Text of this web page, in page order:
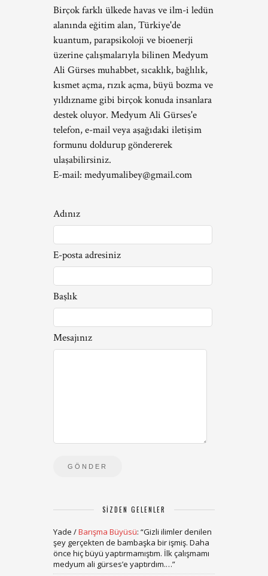
Birçok farklı ülkede havas ve ilm-i ledün
alanında eğitim alan, Türkiye'de
kuantum, parapsikoloji ve bioenerji
üzerine çalışmalarıyla bilinen Medyum
Ali Gürses muhabbet, sıcaklık, bağlılık,
kısmet açma, rızık açma, büyü bozma ve
yıldızname gibi birçok konuda insanlara
destek oluyor. Medyum Ali Gürses'e
telefon, e-mail veya aşağıdaki iletişim
formunu doldurup göndererek
ulaşabilirsiniz.
E-mail: medyumalibey@gmail.com
Adınız
E-posta adresiniz
Başlık
Mesajınız
SIZDEN GELENLER
Yade /Barışma Büyüsü: “Gizli ilimler denilen
şey gerçekten de bambaşka bir işmiş. Daha
önce hiç büyü yaptırmamıştım. İlk çalışmamı
medyum ali gürses’e yaptırdım.…”